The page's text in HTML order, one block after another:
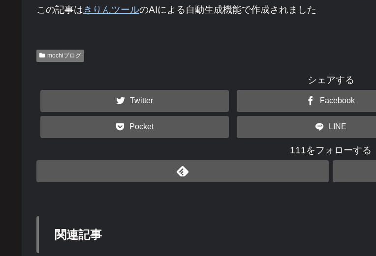
この記事はきりんツールのAIによる自動生成機能で作成されました
mochiブログ
シェアする
Twitter Facebook
Pocket LINE
111をフォローする
関連記事